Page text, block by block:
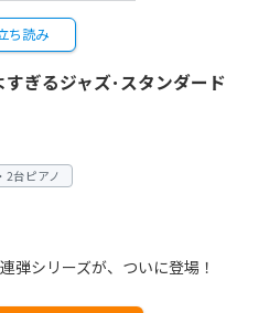
ち読み
ぎるジャズ･スタンダード
2台ピアノ
弾シリーズが、ついに登場！